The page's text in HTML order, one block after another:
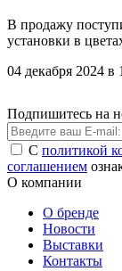
В продажу
установки в
04 декабря 2024 в
Подпишитесь на
С политикой
соглашением
О компании
О бренде
Новости
Выставки
Контакты